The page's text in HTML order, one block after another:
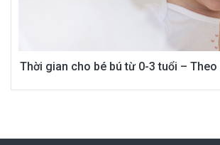
Thời gian cho bé bú từ 0-3 tuổi – Theo